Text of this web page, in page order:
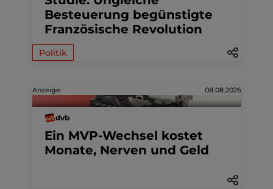
Besteuerung begünstigte
Französische Revolution
Politik
Anzeige 08.08.2026
dvb
Ein MVP-Wechsel kostet
Monate, Nerven und Geld